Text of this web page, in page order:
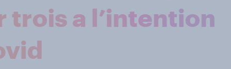
trois a l’intention